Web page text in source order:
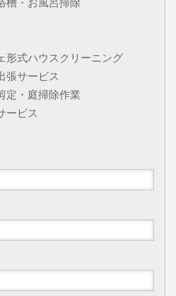
形式ハウスクリーニング
張サービス
定・庭掃除作業
ービス